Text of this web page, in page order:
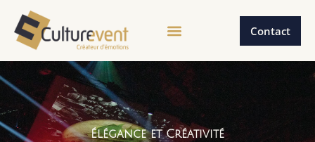
Contact
Élégance et Créativité